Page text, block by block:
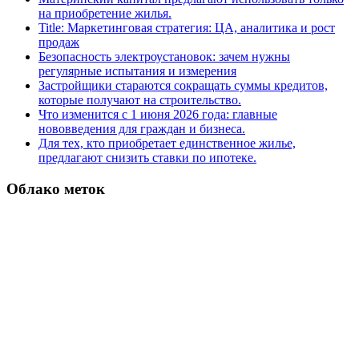
на приобретение жилья.
Title: Маркетинговая стратегия: ЦА, аналитика и рост
продаж
Безопасность электроустановок: зачем нужны
регулярные испытания и измерения
Застройщики стараются сокращать суммы кредитов,
которые получают на строительство.
Что изменится с 1 июня 2026 года: главные
нововведения для граждан и бизнеса.
Для тех, кто приобретает единственное жилье,
предлагают снизить ставки по ипотеке.
Облако меток